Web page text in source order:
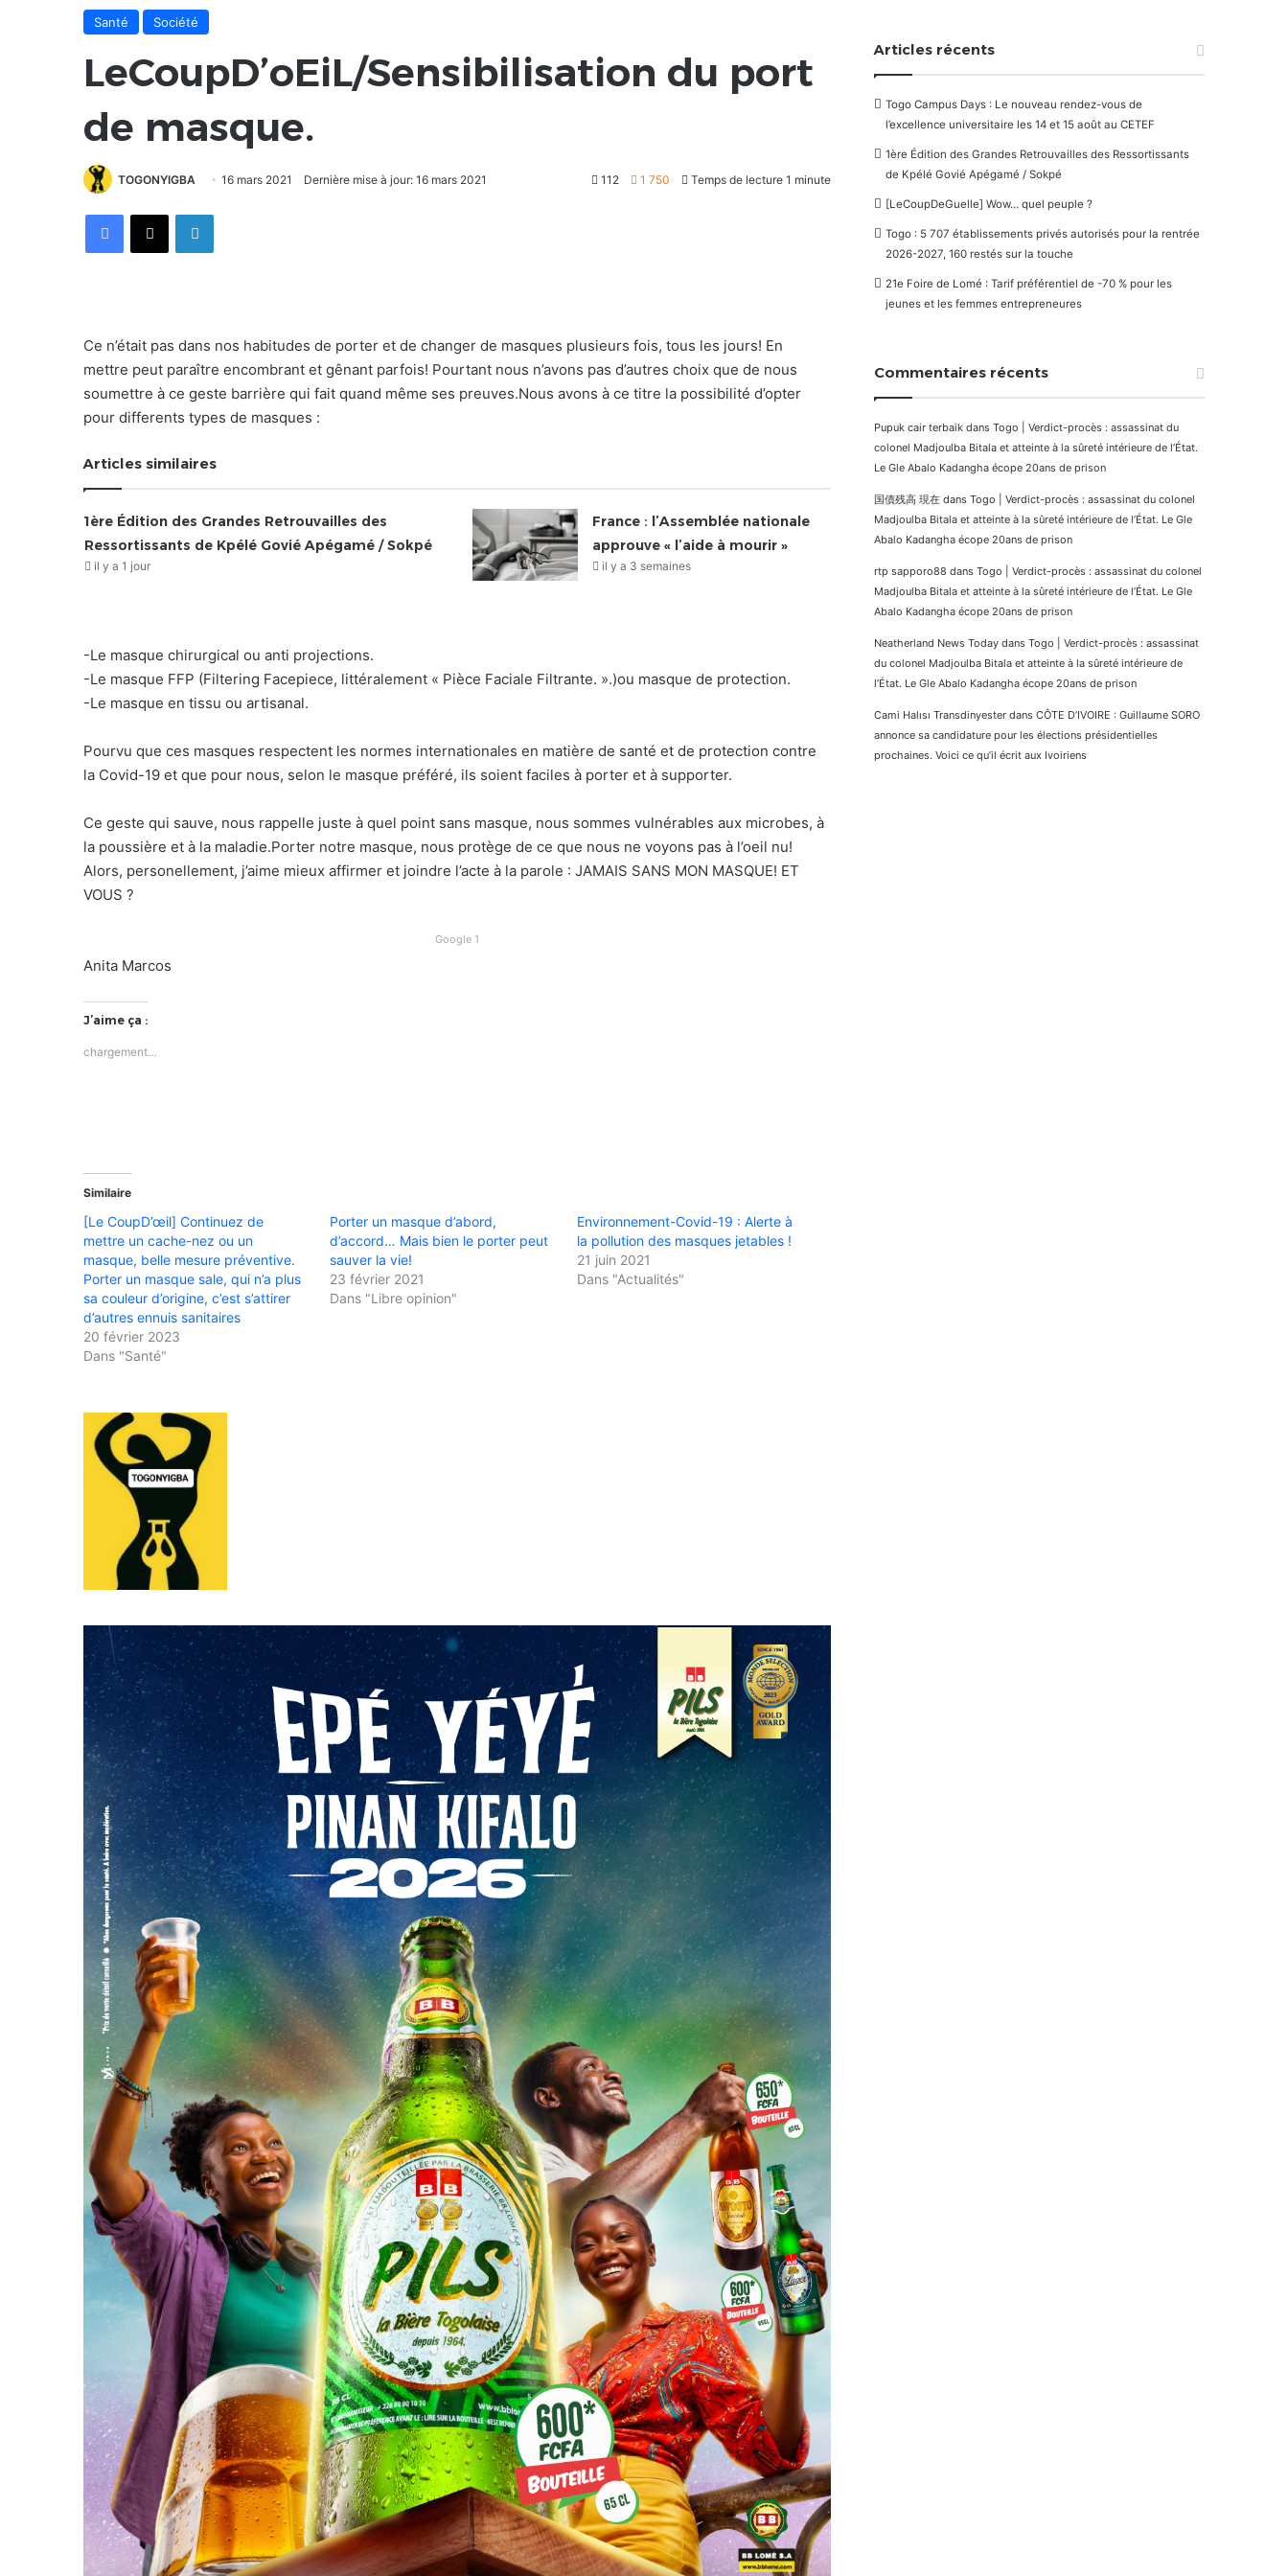
Santé Société
LeCoupD’oEiL/Sensibilisation du port
de masque.
TOGONYIGBA 16 mars 2021 Dernière mise à jour: 16 mars 2021 112 1 750 Temps de lecture 1 minute
FacebookX Linkedin
Ce n’était pas dans nos habitudes de porter et de changer de masques plusieurs fois, tous les jours! En
mettre peut paraître encombrant et gênant parfois! Pourtant nous n’avons pas d’autres choix que de nous
soumettre à ce geste barrière qui fait quand même ses preuves.Nous avons à ce titre la possibilité d’opter
pour differents types de masques :
Articles similaires
1ère Édition des Grandes Retrouvailles des
Ressortissants de Kpélé Govié Apégamé / Sokpé
il y a 1 jour
France : l’Assemblée nationale
approuve « l’aide à mourir »
il y a 3 semaines
-Le masque chirurgical ou anti projections.
-Le masque FFP (Filtering Facepiece, littéralement « Pièce Faciale Filtrante. ».)ou masque de protection.
-Le masque en tissu ou artisanal.
Pourvu que ces masques respectent les normes internationales en matière de santé et de protection contre
la Covid-19 et que pour nous, selon le masque préféré, ils soient faciles à porter et à supporter.
Ce geste qui sauve, nous rappelle juste à quel point sans masque, nous sommes vulnérables aux microbes, à
la poussière et à la maladie.Porter notre masque, nous protège de ce que nous ne voyons pas à l’oeil nu!
Alors, personellement, j’aime mieux affirmer et joindre l’acte à la parole : JAMAIS SANS MON MASQUE! ET
VOUS ?
Google 1
Anita Marcos
J’aime ça :
chargement…
Similaire
[Le CoupD’œil] Continuez de
mettre un cache-nez ou un
masque, belle mesure préventive.
Porter un masque sale, qui n’a plus
sa couleur d’origine, c’est s’attirer
d’autres ennuis sanitaires
20 février 2023
Dans "Santé"
Porter un masque d’abord,
d’accord… Mais bien le porter peut
sauver la vie!
23 février 2021
Dans "Libre opinion"
Environnement-Covid-19 : Alerte à
la pollution des masques jetables !
21 juin 2021
Dans "Actualités"
Articles récents
Togo Campus Days : Le nouveau rendez-vous de
l’excellence universitaire les 14 et 15 août au CETEF
1ère Édition des Grandes Retrouvailles des Ressortissants
de Kpélé Govié Apégamé / Sokpé
[LeCoupDeGuelle] Wow… quel peuple ?
Togo : 5 707 établissements privés autorisés pour la rentrée
2026-2027, 160 restés sur la touche
21e Foire de Lomé : Tarif préférentiel de -70 % pour les
jeunes et les femmes entrepreneures
Commentaires récents
Pupuk cair terbaik dans Togo | Verdict-procès : assassinat du
colonel Madjoulba Bitala et atteinte à la sûreté intérieure de l’État.
Le Gle Abalo Kadangha écope 20ans de prison
国債残高 現在 dans Togo | Verdict-procès : assassinat du colonel
Madjoulba Bitala et atteinte à la sûreté intérieure de l’État. Le Gle
Abalo Kadangha écope 20ans de prison
rtp sapporo88 dans Togo | Verdict-procès : assassinat du colonel
Madjoulba Bitala et atteinte à la sûreté intérieure de l’État. Le Gle
Abalo Kadangha écope 20ans de prison
Neatherland News Today dans Togo | Verdict-procès : assassinat
du colonel Madjoulba Bitala et atteinte à la sûreté intérieure de
l’État. Le Gle Abalo Kadangha écope 20ans de prison
Cami Halısı Transdinyester dans CÔTE D’IVOIRE : Guillaume SORO
annonce sa candidature pour les élections présidentielles
prochaines. Voici ce qu’il écrit aux Ivoiriens